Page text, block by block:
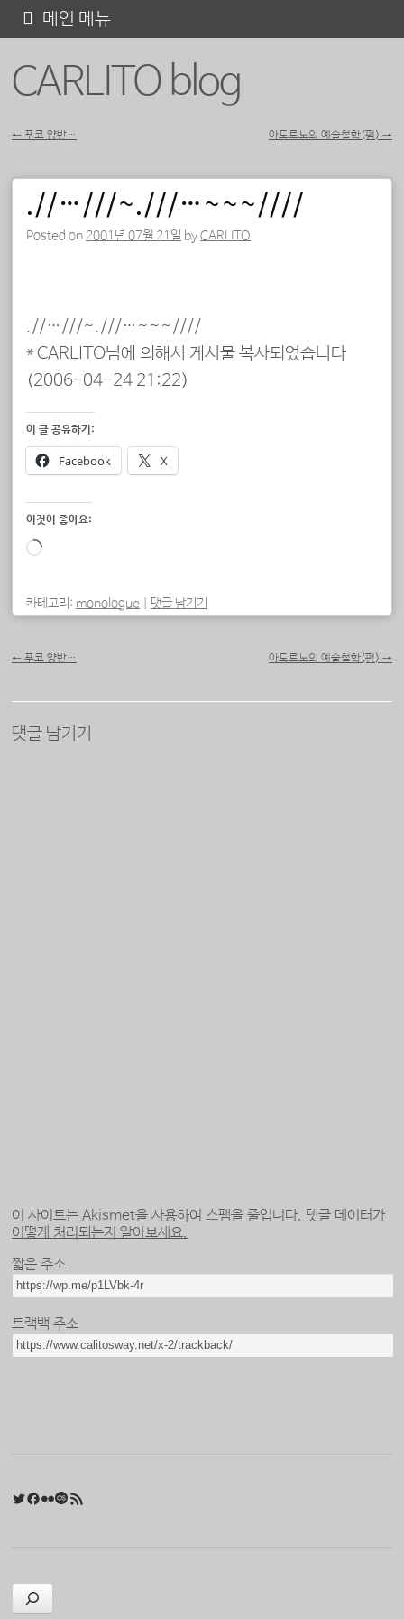
CARLITO blog
메인 메뉴
텐
← 푸코 양반… 아도르노의 예술철학(펌) →
.//…///~.///…~~~////
Posted on 2001년 07월 21일 byCARLITO
.//…///~.///…~~~////
* CARLITO님에 의해서 게시물 복사되었습니다
(2006-04-24 21:22)
이 글 공유하기:
Facebook X
이것이 좋아요:
로
중...
카테고리: monologue 댓글 남기기
← 푸코 양반… 아도르노의 예술철학(펌) →
댓글 남기기
이 사이트는 Akismet을 사용하여 스팸을 줄입니다. 댓글 데이터가
어떻게 처리되는지 알아보세요.
짧은 주소
트랙백 주소
Twitter
Facebook
FlickrLast.fm
검색